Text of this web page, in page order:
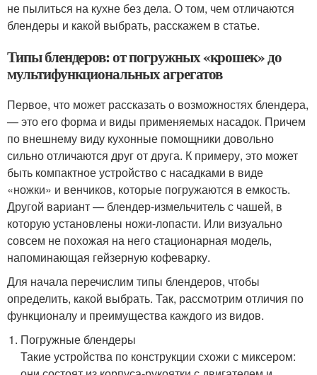
не пылиться на кухне без дела. О том, чем отличаются
блендеры и какой выбрать, расскажем в статье.
Типы блендеров: от погружных «крошек» до
мультифункциональных агрегатов
Первое, что может рассказать о возможностях блендера,
— это его форма и виды применяемых насадок. Причем
по внешнему виду кухонные помощники довольно
сильно отличаются друг от друга. К примеру, это может
быть компактное устройство с насадками в виде
«ножки» и венчиков, которые погружаются в емкость.
Другой вариант — блендер-измельчитель с чашей, в
которую установлены ножи-лопасти. Или визуально
совсем не похожая на него стационарная модель,
напоминающая гейзерную кофеварку.
Для начала перечислим типы блендеров, чтобы
определить, какой выбрать. Так, рассмотрим отличия по
функционалу и преимущества каждого из видов.
Погружные блендеры
Такие устройства по конструкции схожи с миксером: